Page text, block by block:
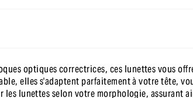
optiques correctrices, ces lunettes vous
elles s'adaptent parfaitement à votre tête,
lunettes selon votre morphologie, assurant